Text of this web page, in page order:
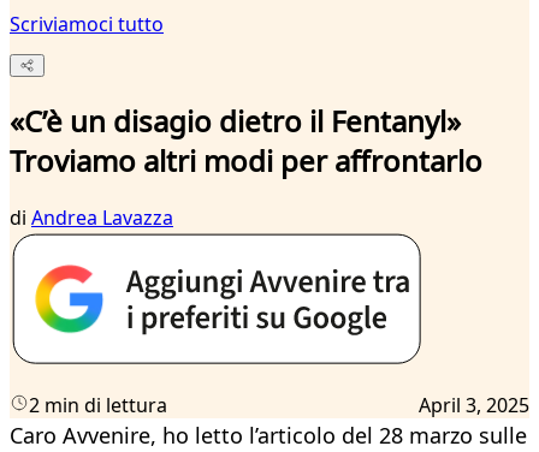
Scriviamoci tutto
«C’è un disagio dietro il Fentanyl»
Troviamo altri modi per affrontarlo
di Andrea Lavazza
2 min di lettura April 3, 2025
Caro Avvenire, ho letto l’articolo del 28 marzo sulle